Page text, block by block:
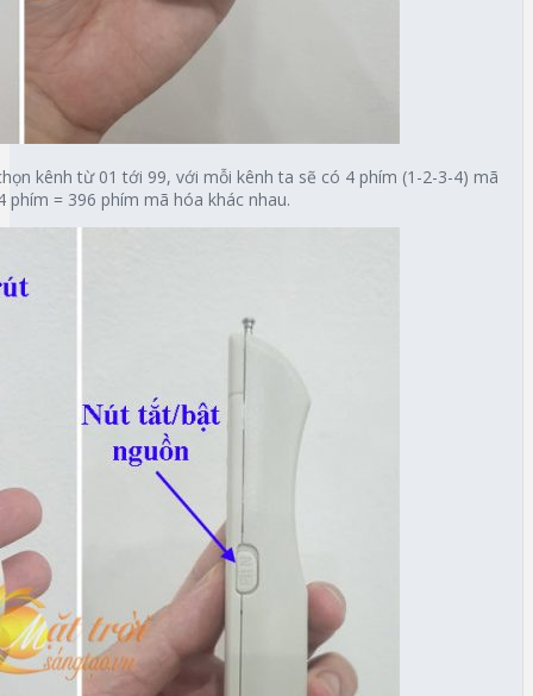
kênh từ 01 tới 99, với mỗi kênh ta sẽ có 4 phím (1-2-3-4) mã
= 396 phím mã hóa khác nhau.